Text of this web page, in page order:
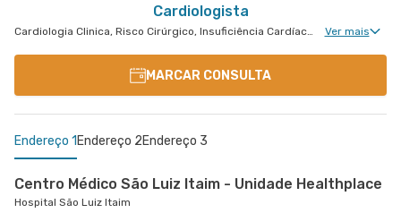
Cardiologista
Cardiologia Clinica, Risco Cirúrgico, Insuficiência Cardíaca e Transplante, Tratamento de Insuficiência Cardíaca Ver mais
MARCAR CONSULTA
Endereço 1 Endereço 2Endereço 3
Centro Médico São Luiz Itaim - Unidade Healthplace
Hospital São Luiz Itaim